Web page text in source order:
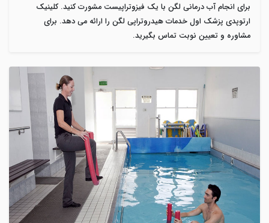
برای انجام آب درمانی لگن با یک فیزوتراپیست مشورت کنید. کلینیک
ارتوپدی پزشک اول خدمات هیدروتراپی لگن را ارائه می دهد. برای
مشاوره و تعیین نوبت تماس بگیرید.